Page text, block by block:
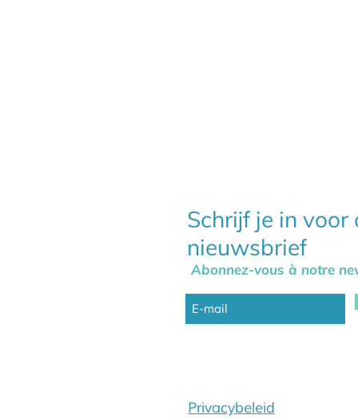
Schrijf je in voor
nieuwsbrief
Abonnez-vous à notre
Privacybeleid